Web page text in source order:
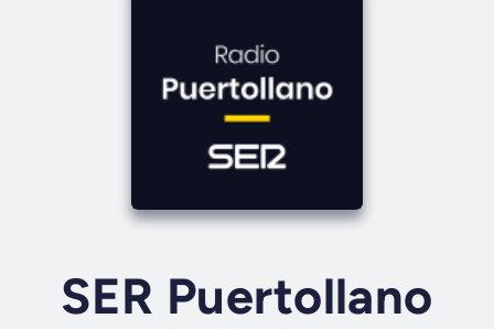
SER Puertollano